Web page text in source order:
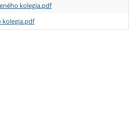
kolegia.pdf
kolegia.pdf